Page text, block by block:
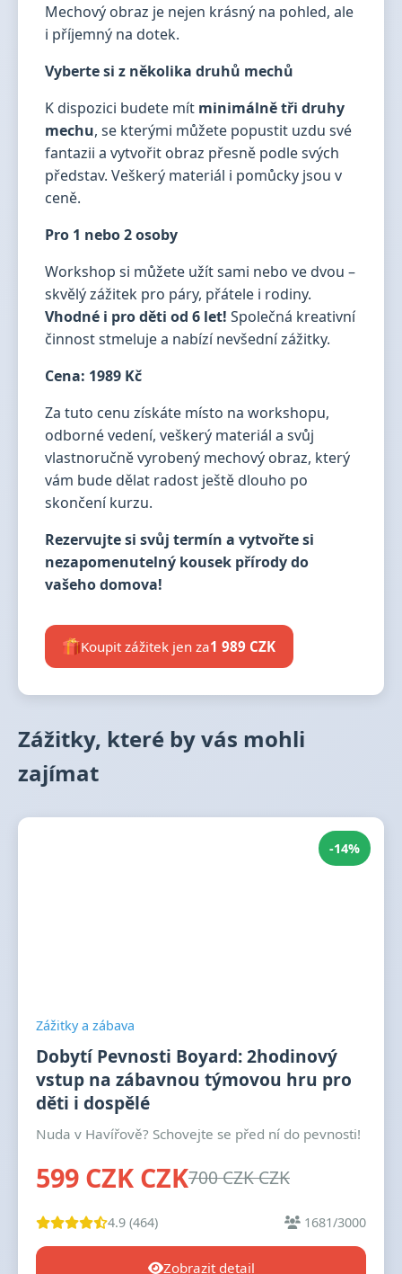
Mechový obraz je nejen krásný na pohled, ale
i příjemný na dotek.
Vyberte si z několika druhů mechů
K dispozici budete mít minimálně tři druhy
mechu, se kterými můžete popustit uzdu své
fantazii a vytvořit obraz přesně podle svých
představ. Veškerý materiál i pomůcky jsou v
ceně.
Pro 1 nebo 2 osoby
Workshop si můžete užít sami nebo ve dvou –
skvělý zážitek pro páry, přátele i rodiny.
Vhodné i pro děti od 6 let! Společná kreativní
činnost stmeluje a nabízí nevšední zážitky.
Cena: 1989 Kč
Za tuto cenu získáte místo na workshopu,
odborné vedení, veškerý materiál a svůj
vlastnoručně vyrobený mechový obraz, který
vám bude dělat radost ještě dlouho po
skončení kurzu.
Rezervujte si svůj termín a vytvořte si
nezapomenutelný kousek přírody do
vašeho domova!
Koupit zážitek jen za1 989 CZK
Zážitky, které by vás mohli
zajímat
-14%
Zážitky a zábava
Dobytí Pevnosti Boyard: 2hodinový
vstup na zábavnou týmovou hru pro
děti i dospělé
Nuda v Havířově? Schovejte se před ní do pevnosti!
599 CZK CZK700 CZK CZK
4.9 (464) 1681/3000
Zobrazit detail